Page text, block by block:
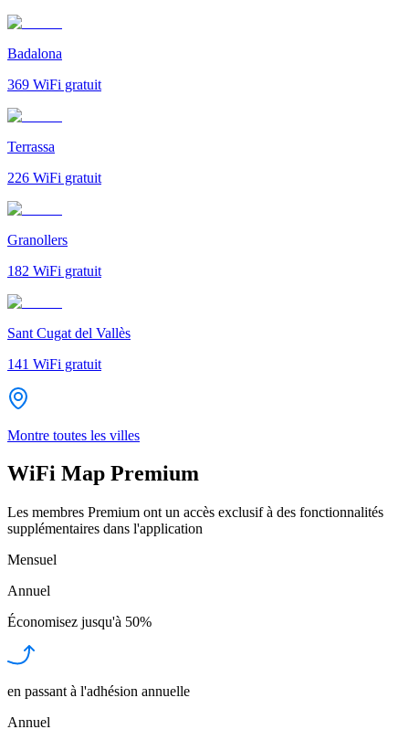
Badalona
369 WiFi gratuit
Terrassa
226 WiFi gratuit
Granollers
182 WiFi gratuit
Sant Cugat del Vallès
141 WiFi gratuit
Montre toutes les villes
WiFi Map Premium
Les membres Premium ont un accès exclusif à des fonctionnalités
supplémentaires dans l'application
Mensuel
Annuel
Économisez jusqu'à 50%
en passant à l'adhésion annuelle
Annuel